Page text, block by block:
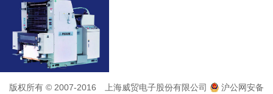
版权所有 © 2007-2016 上海威贸电子股份有限公司 沪公网安备